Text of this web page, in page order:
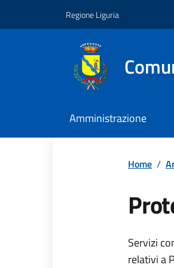
Regione Liguria
Amministrazione
Home /
Servizi
relativi a